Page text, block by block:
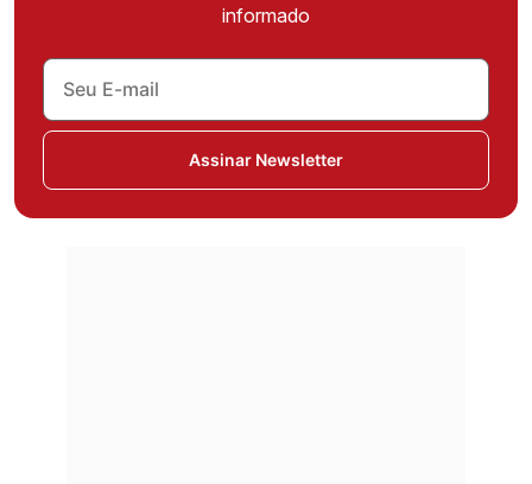
informado
Assinar Newsletter